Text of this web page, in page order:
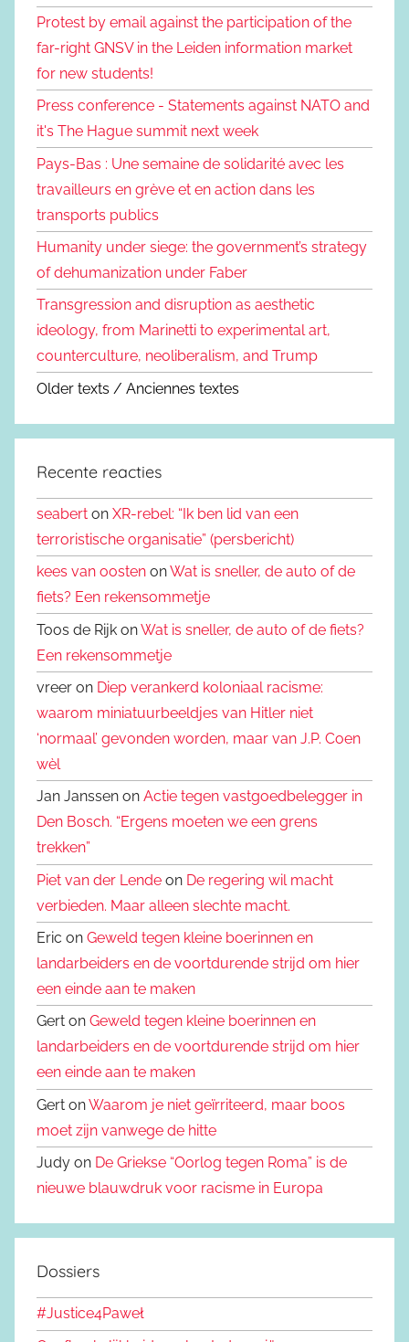
Protest by email against the participation of the
far-right GNSV in the Leiden information market
for new students!
Press conference - Statements against NATO and
it's The Hague summit next week
Pays-Bas : Une semaine de solidarité avec les
travailleurs en grève et en action dans les
transports publics
Humanity under siege: the government’s strategy
of dehumanization under Faber
Transgression and disruption as aesthetic
ideology, from Marinetti to experimental art,
counterculture, neoliberalism, and Trump
Older texts / Anciennes textes
Recente reacties
seabert on XR-rebel: “Ik ben lid van een
terroristische organisatie” (persbericht)
kees van oosten onWat is sneller, de auto of de
fiets? Een rekensommetje
Toos de Rijk onWat is sneller, de auto of de fiets?
Een rekensommetje
vreer on Diep verankerd koloniaal racisme:
waarom miniatuurbeeldjes van Hitler niet
‘normaal’ gevonden worden, maar van J.P. Coen
wèl
Jan Janssen on Actie tegen vastgoedbelegger in
Den Bosch. “Ergens moeten we een grens
trekken”
Piet van der Lende on De regering wil macht
verbieden. Maar alleen slechte macht.
Eric on Geweld tegen kleine boerinnen en
landarbeiders en de voortdurende strijd om hier
een einde aan te maken
Gert on Geweld tegen kleine boerinnen en
landarbeiders en de voortdurende strijd om hier
een einde aan te maken
Gert onWaarom je niet geïrriteerd, maar boos
moet zijn vanwege de hitte
Judy on De Griekse “Oorlog tegen Roma” is de
nieuwe blauwdruk voor racisme in Europa
Dossiers
#Justice4Paweł